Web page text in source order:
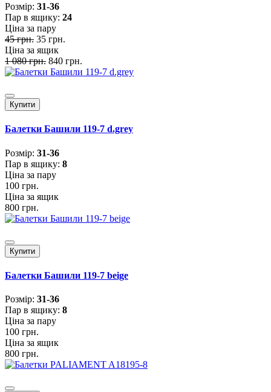
Розмiр: 31-36
Пар в ящику: 24
Ціна за пару
45 грн. 35 грн.
Ціна за ящик
1 080 грн. 840 грн.
Купити
Балетки Башили 119-7 d.grey
Розмiр: 31-36
Пар в ящику: 8
Ціна за пару
100 грн.
Ціна за ящик
800 грн.
Купити
Балетки Башили 119-7 beige
Розмiр: 31-36
Пар в ящику: 8
Ціна за пару
100 грн.
Ціна за ящик
800 грн.